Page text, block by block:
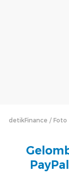
detikFinance Foto